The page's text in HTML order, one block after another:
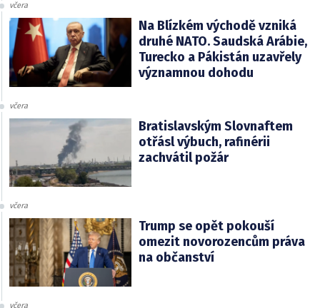
včera
Na Blízkém východě vzniká
druhé NATO. Saudská Arábie,
Turecko a Pákistán uzavřely
významnou dohodu
včera
Bratislavským Slovnaftem
otřásl výbuch, rafinérii
zachvátil požár
včera
Trump se opět pokouší
omezit novorozencům práva
na občanství
včera